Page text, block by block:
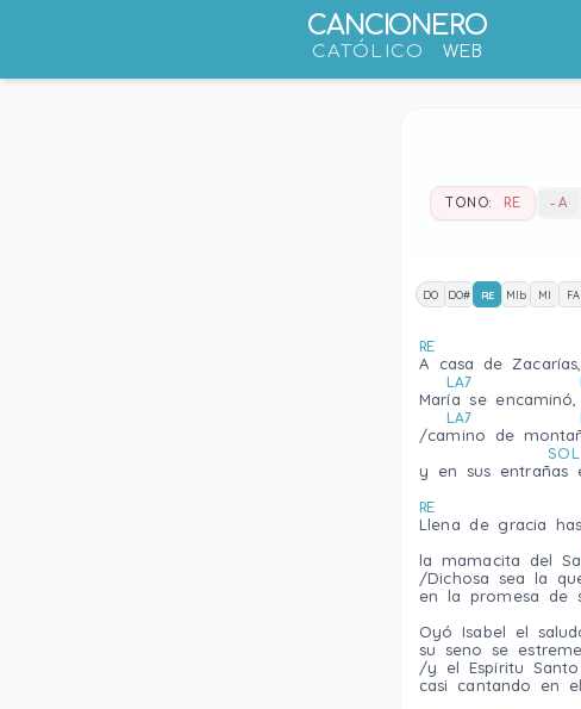
CANCIONERO
CATÓLICO WEB
TONO: RE - A
DO DO# RE MIb MI FA
RE
A casa de Zacarí­as,
LA7
Marí­a se encaminó,
LA7
/camino de
SOL
y en sus entrañas
RE
Llena de gracia
la mamacita del
/Dichosa sea la
en la promesa de
Oyó Isabel el
su seno se
/y el Espí­ritu Santo
casi cantando en